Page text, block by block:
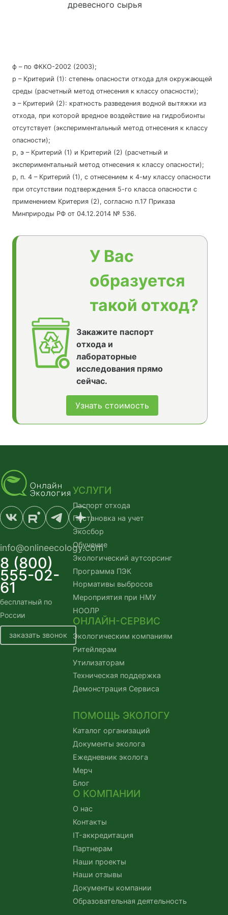
древесного сырья
ф – по ФККО-2002 (2003);
р – Критерий (1): степень опасности отхода для окружающей
среды (расчетный метод отнесения к классу опасности);
э – Критерий (2): кратность разведения водной вытяжки из
отхода, при которой вредное воздействие на гидробионты
отсутствует (экспериментальный метод отнесения к классу
опасности);
р, э – Критерий (1) и Критерий (2) (расчетный и
экспериментальный метод отнесения к классу опасности);
р, п. 4 – Критерий (1), с отнесением к 4-му классу опасности
при отсутствии подтверждения 5-го класса опасности с
применением Критерия (2), согласно п.17 Приказа
Минприроды РФ от 04.12.2014 № 536.
У Вас
образуется
такой отход?
Закажите паспорт
отхода и
лабораторные
исследования прямо
сейчас.
Узнать стоимость
info@onlineecology.com
8 (800)
555-02-
61
бесплатный по
России
заказать звонок
УСЛУГИ
Паспорт отхода
Постановка на учет
Экосбор
Обучение
Экологический аутсорсинг
Программа ПЭК
Нормативы выбросов
Мероприятия при НМУ
НООЛР
ОНЛАЙН-СЕРВИС
Экологическим компаниям
Ритейлерам
Утилизаторам
Техническая поддержка
Демонстрация Сервиса
ПОМОЩЬ ЭКОЛОГУ
Каталог организаций
Документы эколога
Ежедневник эколога
Мерч
Блог
О КОМПАНИИ
О нас
Контакты
IT-аккредитация
Партнерам
Наши проекты
Наши отзывы
Документы компании
Образовательная деятельность